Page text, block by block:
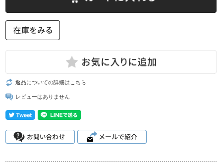
返品についての詳細はこちら
レビューはありません